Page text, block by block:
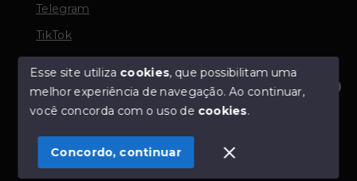
Olá! Estamos disponíveis para te ajudar.
Telegram
TikTok
© Copyright 2026 - TORQUATO ∴ Corretor de Imóveis
- CRECI 42643f | 136.004f Perito Avaliador CNAI 37357
SITE PARA IMOBILIARIA
Esse site utiliza cookies, que possibilitam uma
melhor experiência de navegação.Ao continuar,
você concorda com o uso de cookies.
Concordo, continuar